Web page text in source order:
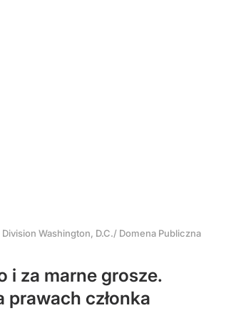
Washington, D.C./ Domena Publiczna
i za marne grosze.
prawach członka